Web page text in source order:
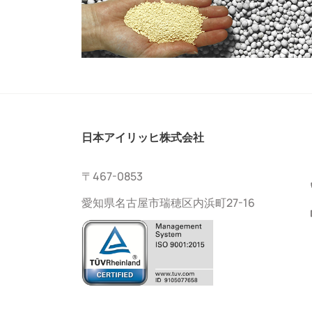
日本アイリッヒ株式会社
〒467-0853
愛知県名古屋市瑞穂区内浜町27-16